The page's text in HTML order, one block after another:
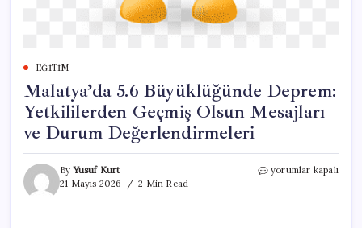
EĞITIM
Malatya’da 5.6 Büyüklüğünde Deprem:
Yetkililerden Geçmiş Olsun Mesajları
ve Durum Değerlendirmeleri
ByYusuf Kurt
21 Mayıs 2026
2 Min Read
Malatya’da
yorumlar kapalı